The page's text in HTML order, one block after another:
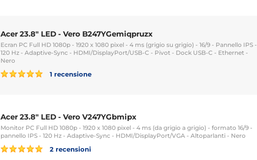
Acer 23.8" LED - Vero B247YGemiqpruzx
Ecran PC Full HD 1080p - 1920 x 1080 pixel - 4 ms (grigio su grigio) - 16/9 - Pannello IPS -
120 Hz - Adaptive-Sync - HDMI/DisplayPort/USB-C - Pivot - Dock USB-C - Ethernet -
Nero
1 recensione
Acer 23.8" LED - Vero V247YGbmipx
Monitor PC Full HD 1080p - 1920 x 1080 pixel - 4 ms (da grigio a grigio) - formato 16/9 -
pannello IPS - 120 Hz - Adaptive-Sync - HDMI/DisplayPort/VGA - Altoparlanti - Nero
2 recensioni